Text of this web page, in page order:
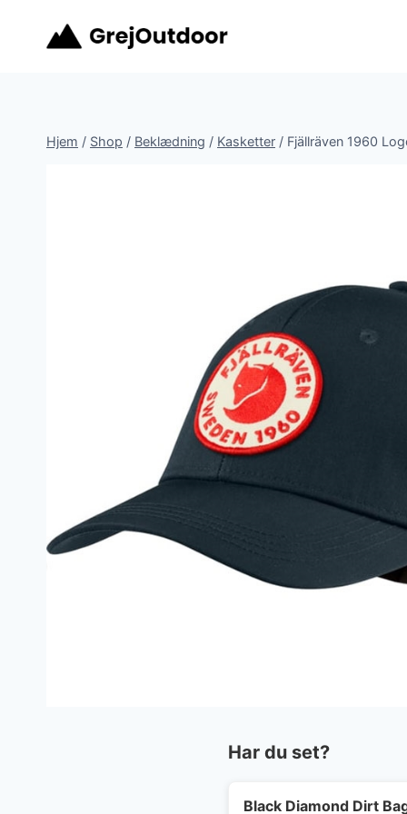
Hjem / Shop / Beklædning / Kasketter / Fjällräven 1960
Har du set?
Black Diamond Dirt